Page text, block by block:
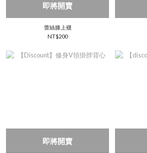
即將開賣
蕾絲膝上襪
NT$200
即將開賣